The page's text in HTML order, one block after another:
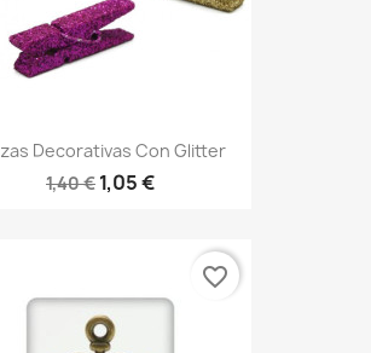
Decorativas Con Glitter
1,40 € 1,05 €
favorite_border